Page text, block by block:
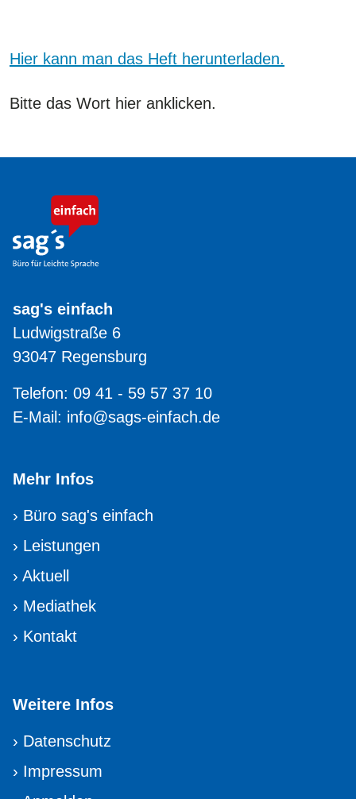
Hier kann man das Heft herunterladen.
Bitte das Wort hier anklicken.
sag's einfach
Ludwigstraße 6
93047 Regensburg
Telefon: 09 41 - 59 57 37 10
E-Mail: info@sags-einfach.de
Mehr Infos
› Büro sag's einfach
› Leistungen
› Aktuell
› Mediathek
› Kontakt
Weitere Infos
› Datenschutz
› Impressum